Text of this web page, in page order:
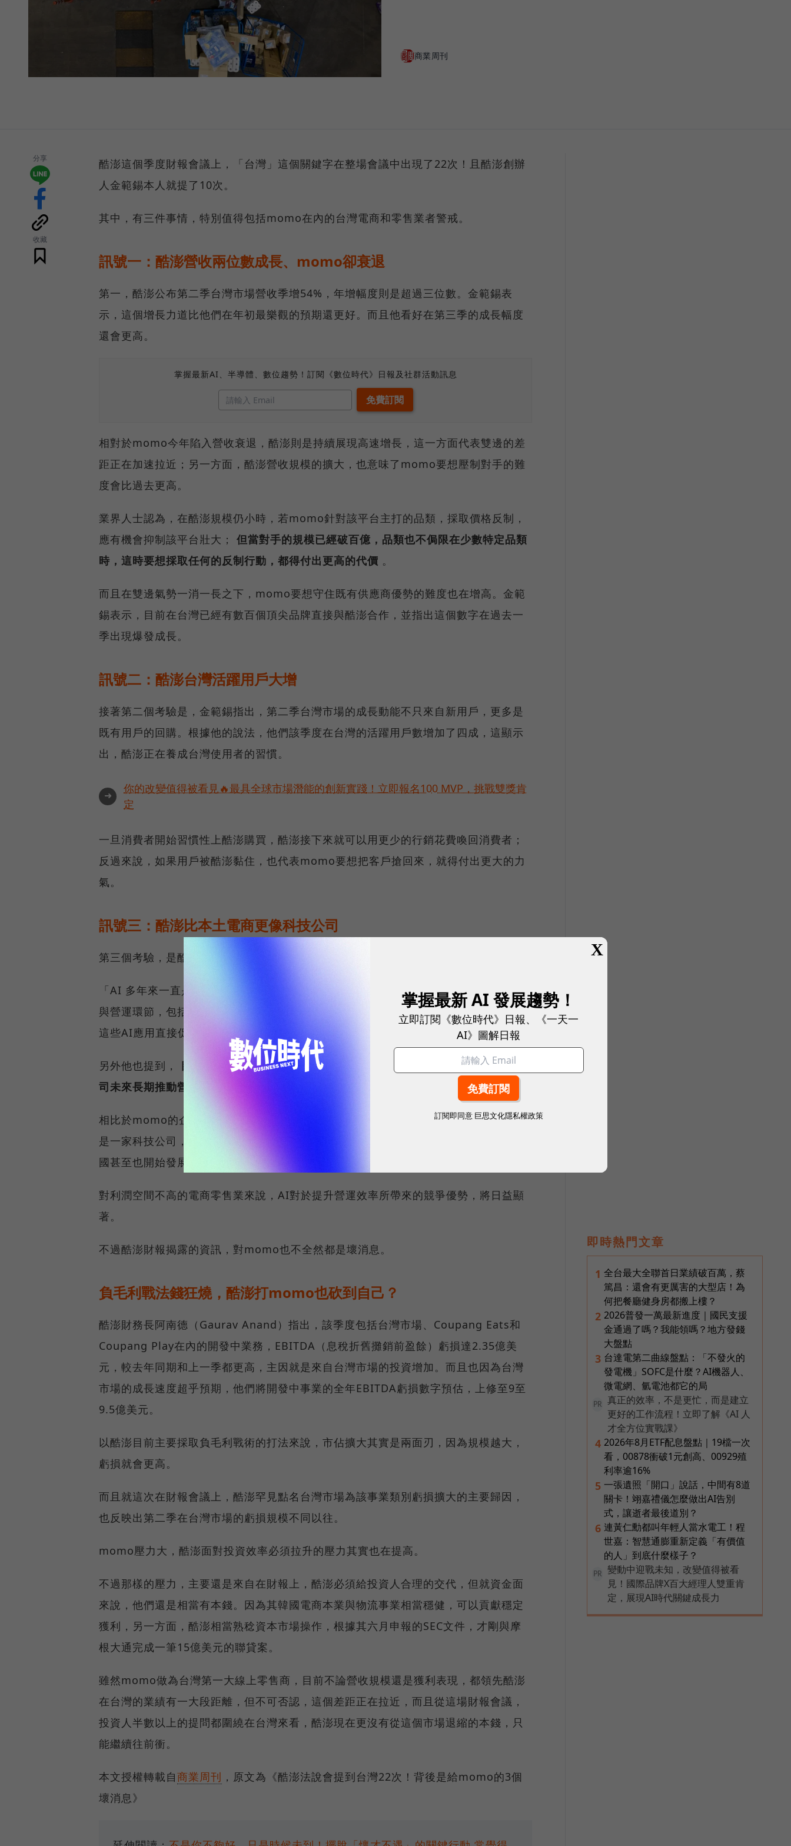
商業周刊
分享
收藏
酷澎這個季度財報會議上，「台灣」這個關鍵字在整場會議中出現了22次！且酷澎創辦
人金範錫本人就提了10次。
其中，有三件事情，特別值得包括momo在內的台灣電商和零售業者警戒。
訊號一：酷澎營收兩位數成長、momo卻衰退
第一，酷澎公布第二季台灣市場營收季增54%，年增幅度則是超過三位數。金範錫表
示，這個增長力道比他們在年初最樂觀的預期還更好。而且他看好在第三季的成長幅度
還會更高。
掌握最新AI、半導體、數位趨勢！訂閱《數位時代》日報及社群活動訊息
相對於momo今年陷入營收衰退，酷澎則是持續展現高速增長，這一方面代表雙邊的差
距正在加速拉近；另一方面，酷澎營收規模的擴大，也意味了momo要想壓制對手的難
度會比過去更高。
業界人士認為，在酷澎規模仍小時，若momo針對該平台主打的品類，採取價格反制，
應有機會抑制該平台壯大； 但當對手的規模已經破百億，品類也不侷限在少數特定品類
時，這時要想採取任何的反制行動，都得付出更高的代價 。
而且在雙邊氣勢一消一長之下，momo要想守住既有供應商優勢的難度也在增高。金範
錫表示，目前在台灣已經有數百個頂尖品牌直接與酷澎合作，並指出這個數字在過去一
季出現爆發成長。
訊號二：酷澎台灣活躍用戶大增
接著第二個考驗是，金範錫指出，第二季台灣市場的成長動能不只來自新用戶，更多是
既有用戶的回購。根據他的說法，他們該季度在台灣的活躍用戶數增加了四成，這顯示
出，酷澎正在養成台灣使用者的習慣。
➜
你的改變值得被看見🔥最具全球市場潛能的創新實踐！立即報名100 MVP，挑戰雙獎肯
定
一旦消費者開始習慣性上酷澎購買，酷澎接下來就可以用更少的行銷花費喚回消費者；
反過來說，如果用戶被酷澎黏住，也代表momo要想把客戶搶回來，就得付出更大的力
氣。
訊號三：酷澎比本土電商更像科技公司
第三個考驗，是酷澎正大量使用AI拉升營運效率。
「AI 多年來一直是我們的營運與策略核心，我們善用這些技術來優化幾乎所有顧客體驗
與營運環節，包括個人化推薦、動態定價、庫存預測、路線最佳化等。」金範錫表示，
這些AI應用直接促成了他們近幾個季度顧客參與度的提升，以及營運效率改善。
另外他也提到， 目前酷澎已經有高達五成的新程式編碼是由AI產出，並預期AI將會是公
司未來長期推動營收成長與利潤率擴張的關鍵
相比於momo的企業體質比較近似於零售業，在先進科技的資源投入有限，酷澎則更像
是一家科技公司，有大量軟體人才，也積極投入先進技術的研發與嘗試。近期酷澎在韓
國甚至也開始發展AI資料中心事業。
對利潤空間不高的電商零售業來說，AI對於提升營運效率所帶來的競爭優勢，將日益顯
著。
不過酷澎財報揭露的資訊，對momo也不全然都是壞消息。
負毛利戰法錢狂燒，酷澎打momo也砍到自己？
酷澎財務長阿南德（Gaurav Anand）指出，該季度包括台灣市場、Coupang Eats和
Coupang Play在內的開發中業務，EBITDA（息稅折舊攤銷前盈餘）虧損達2.35億美
元，較去年同期和上一季都更高，主因就是來自台灣市場的投資增加。而且也因為台灣
市場的成長速度超乎預期，他們將開發中事業的全年EBITDA虧損數字預估，上修至9至
9.5億美元。
以酷澎目前主要採取負毛利戰術的打法來說，市佔擴大其實是兩面刃，因為規模越大，
虧損就會更高。
而且就這次在財報會議上，酷澎罕見點名台灣市場為該事業類別虧損擴大的主要歸因，
也反映出第二季在台灣市場的虧損規模不同以往。
momo壓力大，酷澎面對投資效率必須拉升的壓力其實也在提高。
不過那樣的壓力，主要還是來自在財報上，酷澎必須給投資人合理的交代，但就資金面
來說，他們還是相當有本錢。因為其韓國電商本業與物流事業相當穩健，可以貢獻穩定
獲利，另一方面，酷澎相當熟稔資本市場操作，根據其六月申報的SEC文件，才剛與摩
根大通完成一筆15億美元的聯貸案。
雖然momo做為台灣第一大線上零售商，目前不論營收規模還是獲利表現，都領先酷澎
在台灣的業績有一大段距離，但不可否認，這個差距正在拉近，而且從這場財報會議，
投資人半數以上的提問都圍繞在台灣來看，酷澎現在更沒有從這個市場退縮的本錢，只
能繼續往前衝。
本文授權轉載自商業周刊 ，原文為《酷澎法說會提到台灣22次！背後是給momo的3個
壞消息》
即時熱門文章
1 全台最大全聯首日業績破百萬，蔡
篤昌：還會有更厲害的大型店！為
何把餐廳健身房都搬上樓？
2 2026普發一萬最新進度｜國民支援
金通過了嗎？我能領嗎？地方發錢
大盤點
3 台達電第二曲線盤點：「不發火的
發電機」SOFC是什麼？AI機器人、
微電網、氫電池都它的局
PR
真正的效率，不是更忙，而是建立
更好的工作流程！立即了解《AI 人
才全方位實戰課》
4 2026年8月ETF配息盤點｜19檔一次
看，00878衝破1元創高、00929殖
利率逾16%
5 一張遺照「開口」說話，中間有8道
關卡！翊嘉禮儀怎麼做出AI告別
式，讓逝者最後道別？
6 連黃仁勳都叫年輕人當水電工！程
世嘉：智慧通膨重新定義「有價值
的人」到底什麼樣子？
PR
變動中迎戰未知，改變值得被看
見！國際品牌X百大經理人雙重肯
定，展現AI時代關鍵成長力
X
掌握最新 AI 發展趨勢！
立即訂閱《數位時代》日報、《一天一
AI》圖解日報
訂閱即同意 巨思文化隱私權政策